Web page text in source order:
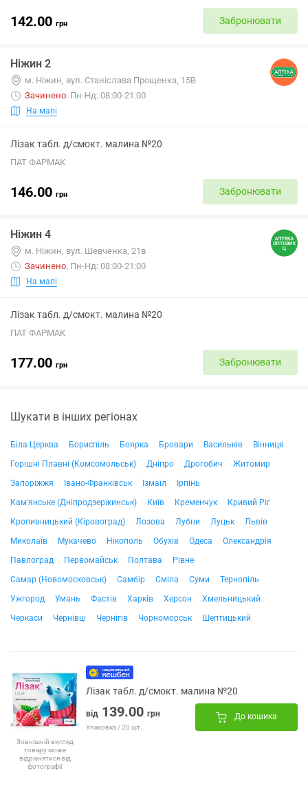
142.00 грн Забронювати
Ніжин 2
м. Ніжин, вул. Станіслава Прощенка, 15В
Зачинено. Пн-Нд: 08:00-21:00
На мапі
Лізак табл. д/смокт. малина №20
ПАТ ФАРМАК
146.00 грн Забронювати
Ніжин 4
м. Ніжин, вул. Шевченка, 21в
Зачинено. Пн-Нд: 08:00-21:00
На мапі
Лізак табл. д/смокт. малина №20
ПАТ ФАРМАК
177.00 грн Забронювати
Шукати в інших регіонах
Біла Церква Бориспіль Боярка Бровари Васильків
Вінниця
Горішні Плавні (Комсомольськ)
Дніпро Дрогобич
Житомир
Запоріжжя
Івано-Франківськ Ізмаїл
Ірпінь
Кам'янське (Дніпродзержинськ)
Київ Кременчук
Кривий Ріг
Кропивницький (Кіровоград)
Лозова Лубни Луцьк
Львів
Миколаїв
Мукачево Нікополь Обухів Одеса
Олександрія
Павлоград
Первомайськ Полтава
Рівне
Самар (Новомосковськ)
Самбір Сміла Суми
Тернопіль
Ужгород
Умань Фастів Харків Херсон
Хмельницький
Черкаси
Чернівці Чернігів Чорноморськ Шептицький
Зовнішній вигляд
товару може
відрізнятися від
фотографії
Лізак табл. д/смокт. малина №20
від 139.00 грн
Упаковка / 20 шт.
До кошика